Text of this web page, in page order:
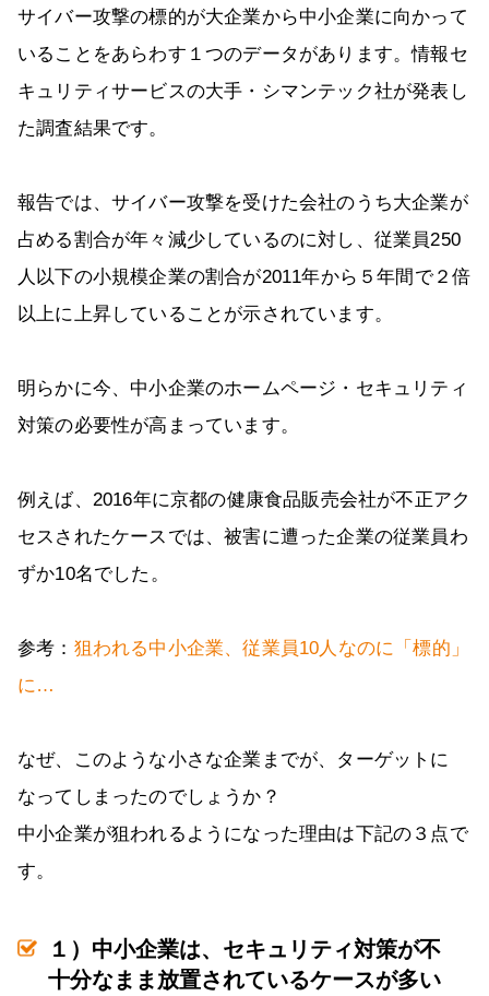
サイバー攻撃の標的が大企業から中小企業に向かって
いることをあらわす１つのデータがあります。情報セ
キュリティサービスの大手・シマンテック社が発表し
た調査結果です。
報告では、サイバー攻撃を受けた会社のうち大企業が
占める割合が年々減少しているのに対し、従業員250
人以下の小規模企業の割合が2011年から５年間で２倍
以上に上昇していることが示されています。
明らかに今、中小企業のホームページ・セキュリティ
対策の必要性が高まっています。
例えば、2016年に京都の健康食品販売会社が不正アク
セスされたケースでは、被害に遭った企業の従業員わ
ずか10名でした。
参考： 狙われる中小企業、従業員10人なのに「標的」
に…
なぜ、このような小さな企業までが、ターゲットに
なってしまったのでしょうか？
中小企業が狙われるようになった理由は下記の３点で
す。
１）中小企業は、セキュリティ対策が不
十分なまま放置されているケースが多い